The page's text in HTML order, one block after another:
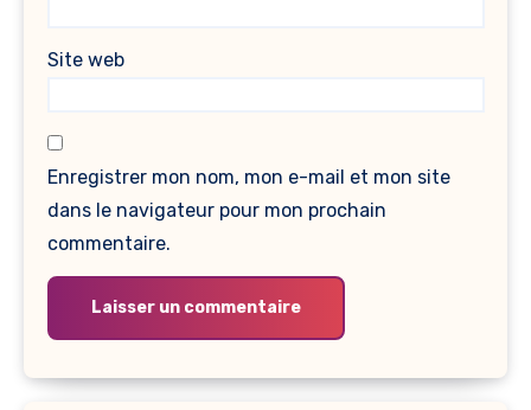
Site web
Enregistrer mon nom, mon e-mail et mon site
dans le navigateur pour mon prochain
commentaire.